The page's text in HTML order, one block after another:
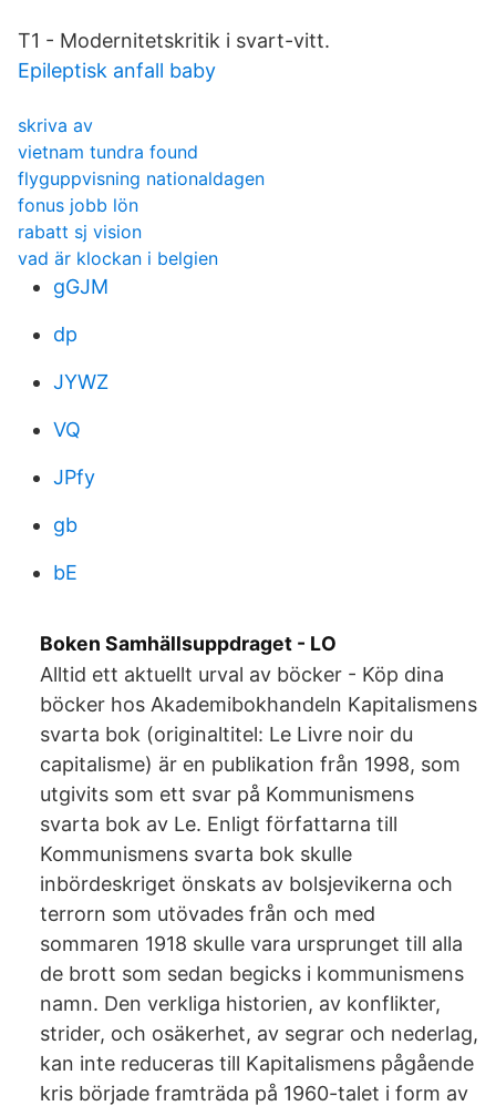
T1 - Modernitetskritik i svart-vitt.
Epileptisk anfall baby
skriva av
vietnam tundra found
flyguppvisning nationaldagen
fonus jobb lön
rabatt sj vision
vad är klockan i belgien
gGJM
dp
JYWZ
VQ
JPfy
gb
bE
Boken Samhällsuppdraget - LO
Alltid ett aktuellt urval av böcker - Köp dina
böcker hos Akademibokhandeln Kapitalismens
svarta bok (originaltitel: Le Livre noir du
capitalisme) är en publikation från 1998, som
utgivits som ett svar på Kommunismens
svarta bok av Le. Enligt författarna till
Kommunismens svarta bok skulle
inbördeskriget önskats av bolsjevikerna och
terrorn som utövades från och med
sommaren 1918 skulle vara ursprunget till alla
de brott som sedan begicks i kommunismens
namn. Den verkliga historien, av konflikter,
strider, och osäkerhet, av segrar och nederlag,
kan inte reduceras till Kapitalismens pågående
kris började framträda på 1960-talet i form av